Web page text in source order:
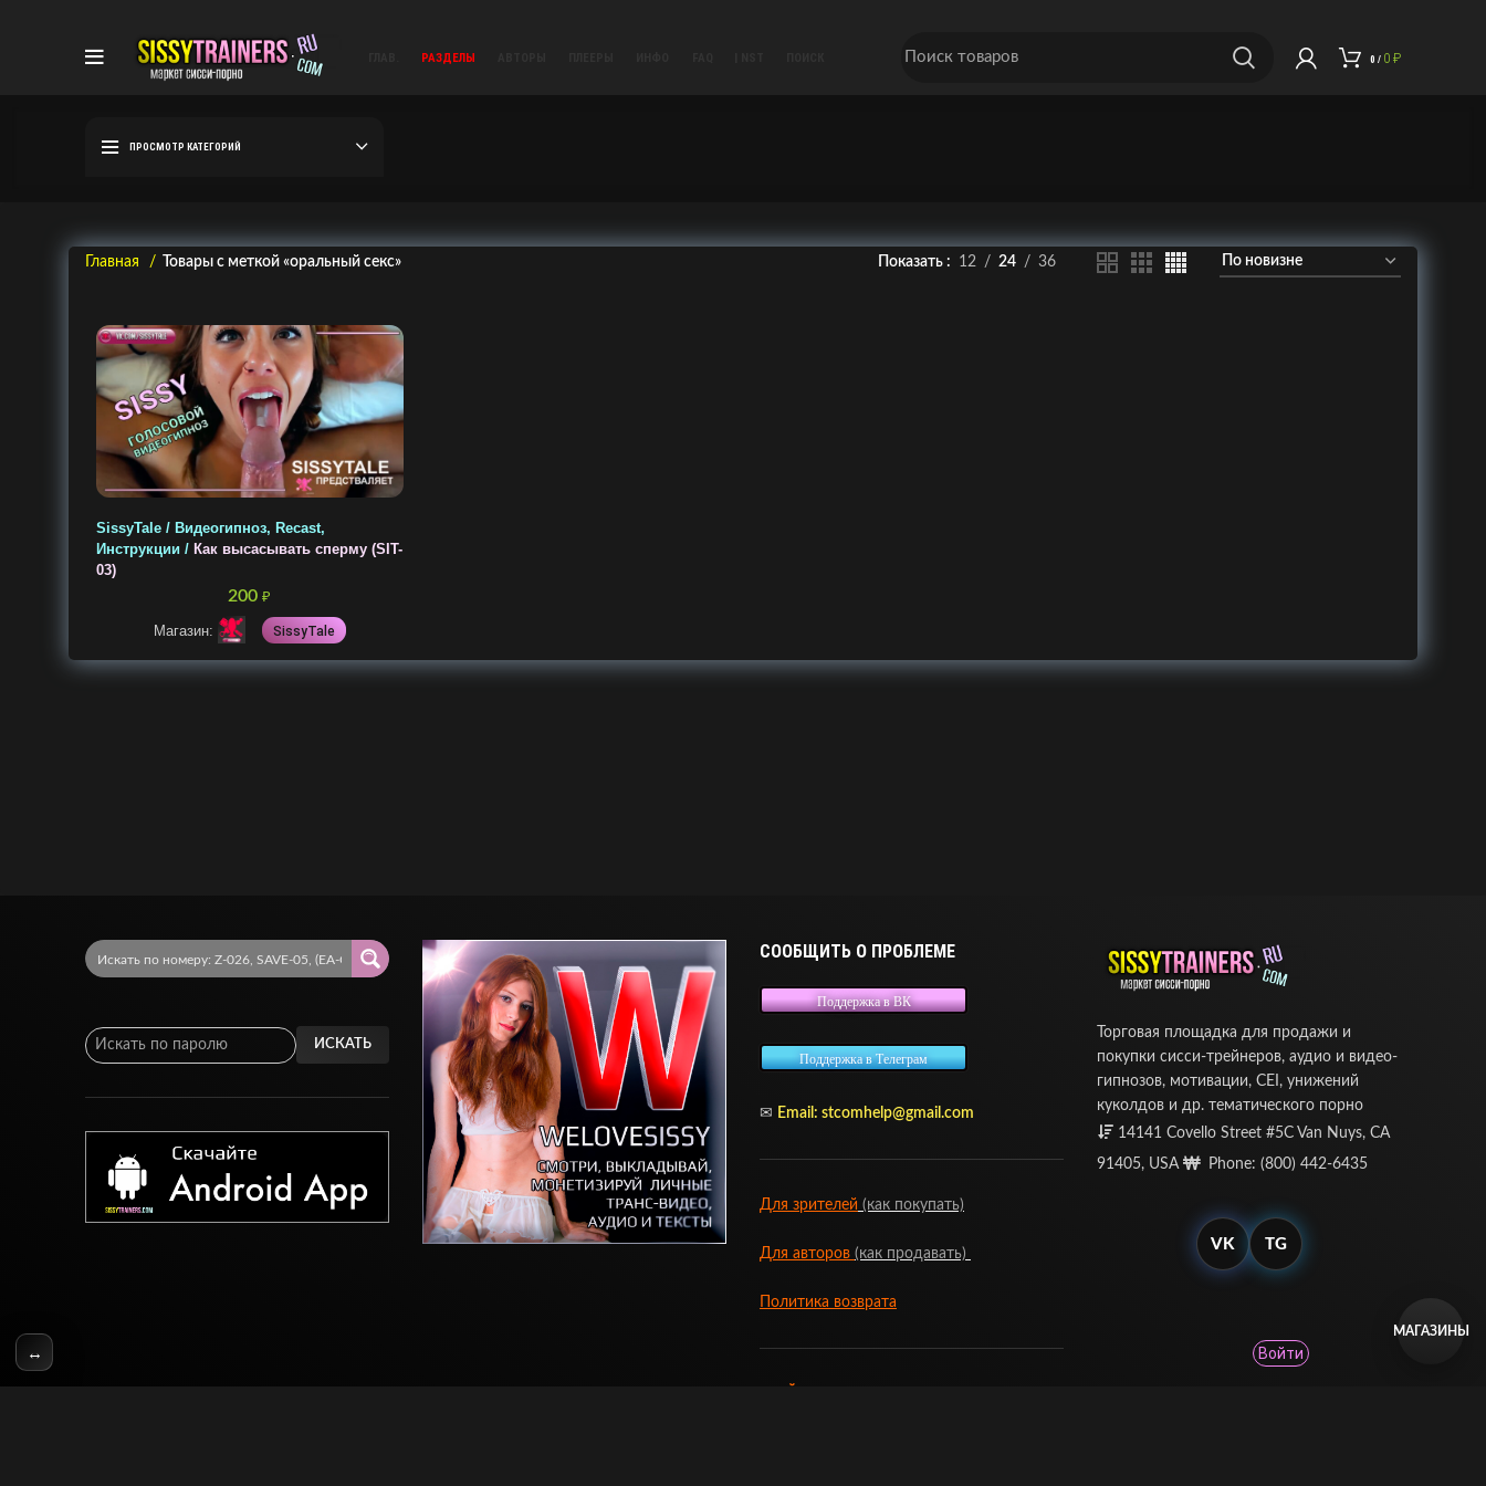
РАЗДЕЛЫ 0 / 0 ₽
ПРОСМОТР КАТЕГОРИЙ
Главная Товары с меткой «оральный секс» Показать 12 24 36
SissyTale / Видеогипноз, Recast,
Инструкции / Как высасывать сперму (SIT-
03)
200₽
Магазин: SissyTale
ИСКАТЬ
СООБЩИТЬ О ПРОБЛЕМЕ
Поддержка в ВК
Поддержка в Телеграм
✉ Email: stcomhelp@gmail.com
Для зрителей (как покупать)
Для авторов (как продавать)
Политика возврата
Торговая площадка для продажи и
покупки сисси-трейнеров, аудио и видео-
гипнозов, мотивации, CEI, унижений
куколдов и др. тематического порно
14141 Covello Street #5C Van Nuys, CA
91405, USA
Phone: (800) 442-6435
VK TG
↔ Войти
МАГАЗИНЫ